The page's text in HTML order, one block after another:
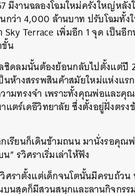
มีงานฉลองโฉมใหม่ครั้งใหญ่หลั
ว่า 4,000 ล้านบาท ปรับโฉมทั้ง
Sky Terrace เพิ่มอีก 1 จุด เป็นอี
น
ชิดลมนั้นต้องย้อนกลับไปตั้งแต่ปี
นห้างสรรพสินค้าสมัยใหม่แห่งแร
ามทรงจำ เพราะทั้งคุณพ่อและ
าแตร์เดอีวิทยาลัย ซึ่งตั้งอยู่ฝั่งตร
กเรียนก็เดินข้ามถนน มานั่งรอคุ
รวิศราเริ่มเล่าให้ฟัง
ราตั้งแต่เด็กจนโตนั้นมีครบถ้วน
นสุดก็มีสวนสนุกและลานกิจกรร